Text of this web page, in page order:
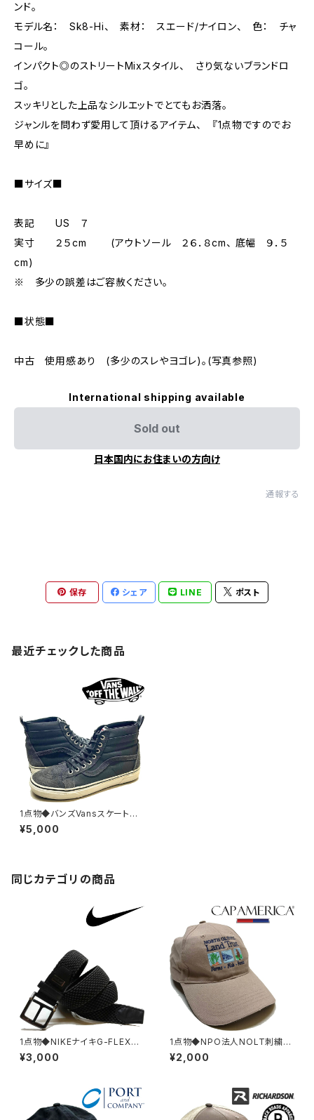
ンド。
モデル名： Sk8-Hi、 素材： スエード/ナイロン、 色： チャ
コール。
インパクト◎のストリートMixスタイル、 さり気ないブランドロ
ゴ。
スッキリとした上品なシルエットでとてもお洒落。
ジャンルを問わず愛用して頂けるアイテム、 『1点物ですのでお
早めに』
■サイズ■
表記 US ７
実寸 ２５cm (アウトソール ２６．８cm、 底幅 ９．５
cm)
※ 多少の誤差はご容赦ください。
■状態■
中古 使用感あり (多少のスレやヨゴレ)。(写真参照)
International shipping available
Sold out
日本国内にお住まいの方向け
通報する
保存 シェア LINE ポスト
最近チェックした商品
1点物◆バンズVansスケートハ
イSK8Hiハイカットスニーカー
古着メンズ25レディースOKアメ
¥5,000
同じカテゴリの商品
1点物◆NIKEナイキG-FLEXバ
ックル付き黒メッシュベルト古着
メンズL/XLレディースOKアメカ
¥3,000
1点物◆NPO法人NOLT刺繍ロ
ゴ帽子ベースボールキャップ古
着メンズレディースOKアメカジ
¥2,000